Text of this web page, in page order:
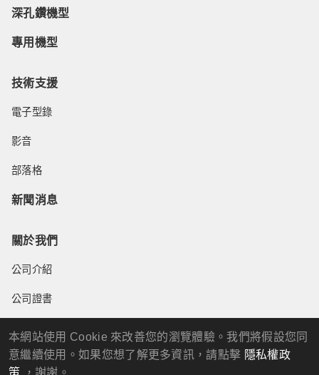
深孔鑽機型
專用機型
技術支援
電子型錄
影音
部落格
新聞消息
關於我們
公司介紹
公司證書
海外代理經銷商
聯絡我們
本網站使用 Cookie 來改善您的瀏覽體驗。我們將假設您同
意繼續使用。如果您想了解更多資訊，請點擊 隱私權政